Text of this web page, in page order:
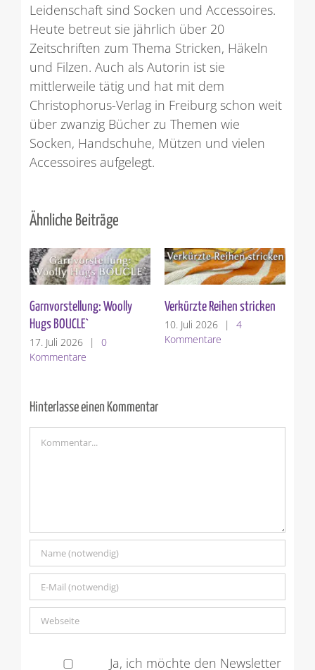
Leidenschaft sind Socken und Accessoires.
Heute betreut sie jährlich über 20
Zeitschriften zum Thema Stricken, Häkeln
und Filzen. Auch als Autorin ist sie
mittlerweile tätig und hat mit dem
Christophorus-Verlag in Freiburg schon weit
über zwanzig Bücher zu Themen wie
Socken, Handschuhe, Mützen und vielen
Accessoires aufgelegt.
Ähnliche Beiträge
Garnvorstellung: Woolly
Hugs BOUCLE`
17. Juli 2026
|
0
Kommentare
Verkürzte Reihen stricken
10. Juli 2026
|
4
Kommentare
Hinterlasse einen Kommentar
Ja, ich möchte den Newsletter